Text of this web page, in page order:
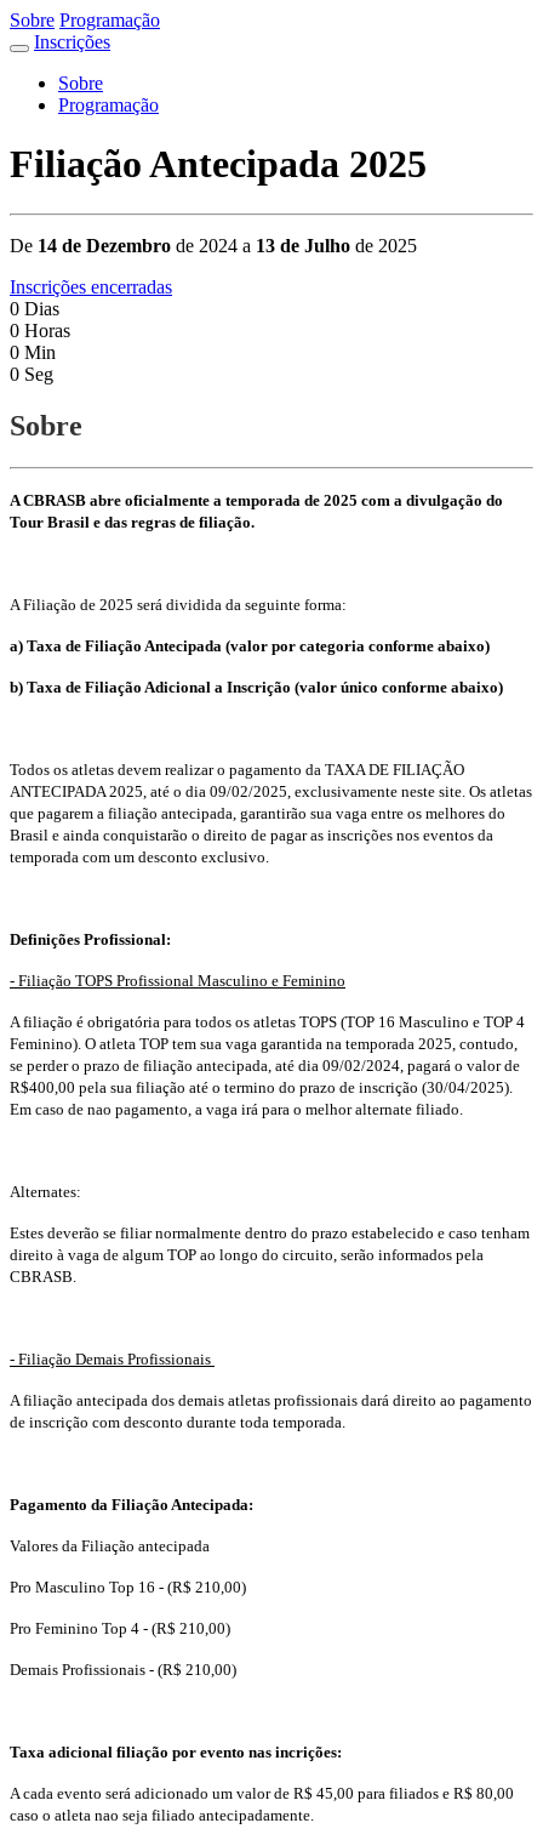
Sobre Programação
Inscrições
Sobre
Programação
Filiação Antecipada 2025
De 14 de Dezembro de 2024 a 13 de Julho de 2025
Inscrições encerradas
0 Dias
0 Horas
0 Min
0 Seg
Sobre
A CBRASB abre oficialmente a temporada de 2025 com a divulgação do
Tour Brasil e das regras de filiação.
A Filiação de 2025 será dividida da seguinte forma:
a) Taxa de Filiação Antecipada (valor por categoria conforme abaixo)
b) Taxa de Filiação Adicional a Inscrição (valor único conforme abaixo)
Todos os atletas devem realizar o pagamento da TAXA DE FILIAÇÃO
ANTECIPADA 2025, até o dia 09/02/2025, exclusivamente neste site. Os atletas
que pagarem a filiação antecipada, garantirão sua vaga entre os melhores do
Brasil e ainda conquistarão o direito de pagar as inscrições nos eventos da
temporada com um desconto exclusivo.
Definições Profissional:
- Filiação TOPS Profissional Masculino e Feminino
A filiação é obrigatória para todos os atletas TOPS (TOP 16 Masculino e TOP 4
Feminino). O atleta TOP tem sua vaga garantida na temporada 2025, contudo,
se perder o prazo de filiação antecipada, até dia 09/02/2024, pagará o valor de
R$400,00 pela sua filiação até o termino do prazo de inscrição (30/04/2025).
Em caso de nao pagamento, a vaga irá para o melhor alternate filiado.
Alternates:
Estes deverão se filiar normalmente dentro do prazo estabelecido e caso tenham
direito à vaga de algum TOP ao longo do circuito, serão informados pela
CBRASB.
- Filiação Demais Profissionais
A filiação antecipada dos demais atletas profissionais dará direito ao pagamento
de inscrição com desconto durante toda temporada.
Pagamento da Filiação Antecipada:
Valores da Filiação antecipada
Pro Masculino Top 16 - (R$ 210,00)
Pro Feminino Top 4 - (R$ 210,00)
Demais Profissionais - (R$ 210,00)
Taxa adicional filiação por evento nas incrições:
A cada evento será adicionado um valor de R$ 45,00 para filiados e R$ 80,00
caso o atleta nao seja filiado antecipadamente.